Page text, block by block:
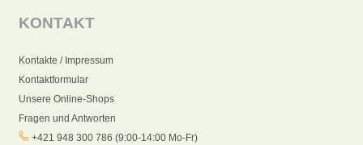
KONTAKT
Kontakte / Impressum
Kontaktformular
Unsere Online-Shops
Fragen und Antworten
+421 948 300 786 (9:00-14:00 Mo-Fr)